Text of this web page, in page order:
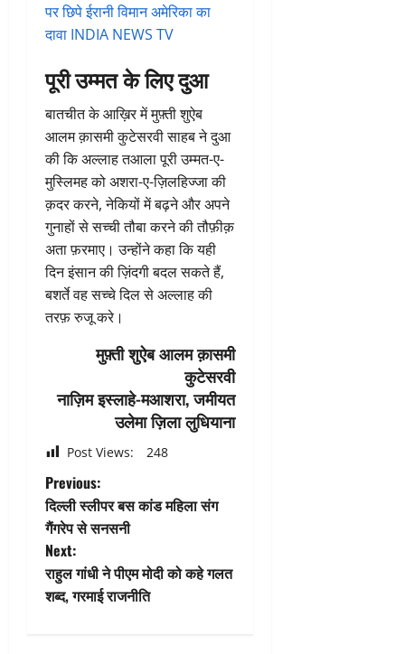
पर छिपे ईरानी विमान अमेरिका का
दावा INDIA NEWS TV
पूरी उम्मत के लिए दुआ
बातचीत के आख़िर में मुफ़्ती शुऐब
आलम क़ासमी कुटेसरवी साहब ने दुआ
की कि अल्लाह तआला पूरी उम्मत-ए-
मुस्लिमह को अशरा-ए-ज़िलहिज्जा की
क़दर करने, नेकियों में बढ़ने और अपने
गुनाहों से सच्ची तौबा करने की तौफ़ीक़
अता फ़रमाए। उन्होंने कहा कि यही
दिन इंसान की ज़िंदगी बदल सकते हैं,
बशर्ते वह सच्चे दिल से अल्लाह की
तरफ़ रुजू करे।
मुफ़्ती शुऐब आलम क़ासमी
कुटेसरवी
नाज़िम इस्लाहे-मआशरा, जमीयत
उलेमा ज़िला लुधियाना
Post Views: 248
P
o
s
t
Previous:
दिल्ली स्लीपर बस कांड महिला संग
गैंगरेप से सनसनी
Next:
राहुल गांधी ने पीएम मोदी को कहे गलत
शब्द, गरमाई राजनीति